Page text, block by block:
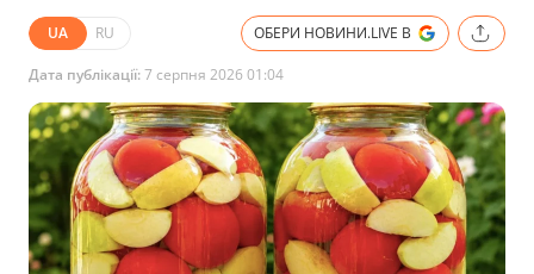
UA RU ОБЕРИ НОВИНИ.LIVE В
Дата публікації:7 серпня 2026 01:04